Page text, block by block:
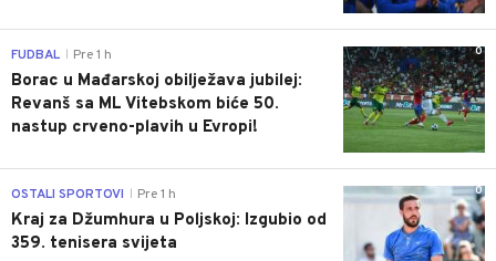
0
FUDBAL Pre 1 h
Borac u Mađarskoj obilježava jubilej:
Revanš sa ML Vitebskom biće 50.
nastup crveno-plavih u Evropi!
0
OSTALI SPORTOVI Pre 1 h
Kraj za Džumhura u Poljskoj: Izgubio od
359. tenisera svijeta